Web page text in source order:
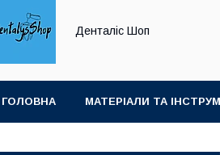
Денталіс Шоп
ГОЛОВНА МАТЕРІАЛИ ТА